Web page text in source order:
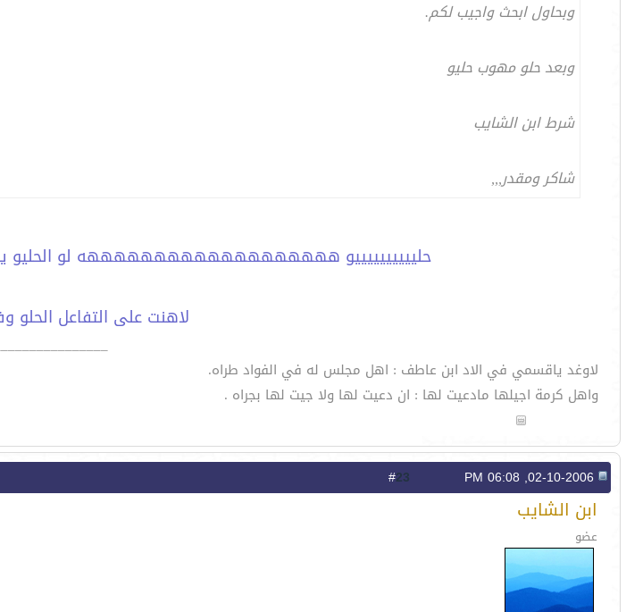
وبحاول ابحث واجيب لكم.
وبعد حلو مهوب حليو
شرط ابن الشايب
شاكر ومقدر,,,
حلييييييييييو هههههههههههههههههههه لو
لاهنت على التفاعل الحلو
لاوغد ياقسمي في الاد ابن عاطف : اهل مجلس له في الفواد طراه.
واهل كرمة اجيلها مادعيت لها : ان دعيت لها ولا جيت لها بجراه .
23
ابن الشايب
عضو